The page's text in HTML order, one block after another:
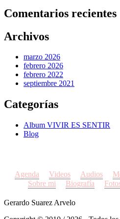
Comentarios recientes
Archivos
marzo 2026
febrero 2026
febrero 2022
septiembre 2021
Categorías
Album VIVIR ES SENTIR
Blog
Agenda Videos Audios
Sobre mi
Biografía
Gerardo Suarez Arvelo